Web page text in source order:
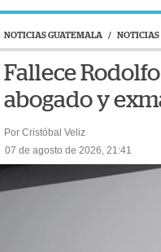
NOTICIAS GUATEMALA / NOTICIAS
Fallece
abogado y
Por Cristóbal Veliz
07 de agosto de 2026, 21:41